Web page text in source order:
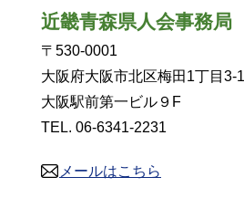
近畿青森県人会事務局
〒530-0001
大阪府大阪市北区梅田1丁目3-1
大阪駅前第一ビル９F
TEL. 06-6341-2231
メールはこちら